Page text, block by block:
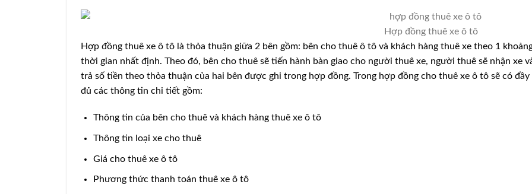
Hợp đồng thuê xe ô tô
Hợp đồng thuê xe ô tô là thỏa thuận giữa 2 bên gồm: bên cho thuê ô tô và khách hàng thuê xe theo 1
thời gian nhất định. Theo đó, bên cho thuê sẽ tiến hành bàn giao cho người thuê xe, người thuê sẽ nhận xe
trả số tiền theo thỏa thuận của hai bên được ghi trong hợp đồng. Trong hợp đồng cho thuê xe ô tô sẽ có đầy
đủ các thông tin chi tiết gồm:
Thông tin của bên cho thuê và khách hàng thuê xe ô tô
Thông tin loại xe cho thuê
Giá cho thuê xe ô tô
Phương thức thanh toán thuê xe ô tô